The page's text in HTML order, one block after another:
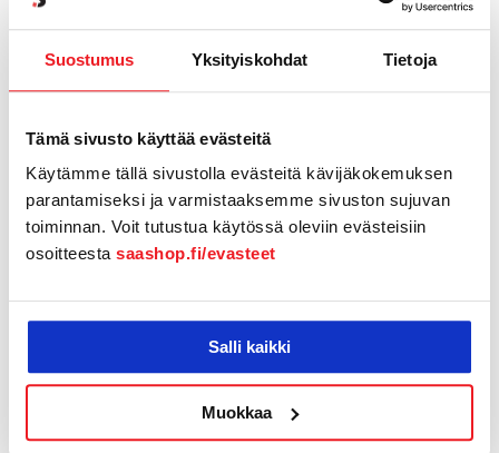
Suostumus Yksityiskohdat Tietoja
Tämä sivusto käyttää evästeitä
Käytämme tällä sivustolla evästeitä kävijäkokemuksen
parantamiseksi ja varmistaaksemme sivuston sujuvan
toiminnan. Voit tutustua käytössä oleviin evästeisiin
osoitteesta saashop.fi/evasteet
Salli kaikki
Muokkaa
Tämän ansiosta pystyin keskittymään täysillä
– Kun tekemistä on muutenkin paljon ja vähän
päälle, on ohjelmistoasiantuntijan apu
kullanarvoista.
Microsoft 365 Business Premium valikoitui eri
vaihtoehtojen joukosta ensisijaisesti siksi, että se
suosittelee kaikille. Kun työskentelee monen eri
yrityksen kanssa, mahdollisuus keskustella ja
jakaa isojakin tiedostoja tehokkaasti on
äärimmäisen tärkeää.